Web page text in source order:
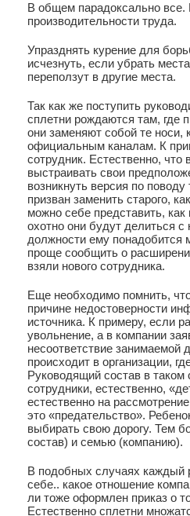
В общем парадоксально все.
производительности труда.
Упразднять курение для
исчезнуть, если убрать
переползут в другие места.
Так как же поступить
сплетни рождаются там, где
они заменяют собой те
официальным каналам. К
сотрудник. Естественно, что
выстраивать свои
возникнуть версия по
призван заменить старого,
можно себе представить,
охотно они будут делиться
должности ему
проще сообщить о
взяли нового сотрудника.
Еще необходимо помнить,
причине недостоверности
источника. К примеру, если
увольнение, а в компании
несоответствие занимаемой
происходит в организации,
Руководящий состав в
сотрудники, естественно,
естественно на
это «предательство».
выбирать свою дорогу. Тем
состав) и семью (компанию).
В подобных случаях каждый
себе.. какое отношение
ли тоже оформлен приказ о
Естественно сплетни